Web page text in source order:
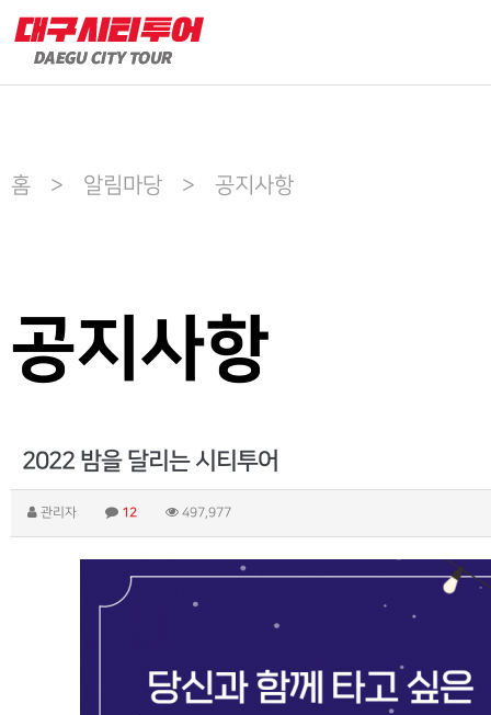
홈 > 알림마당 > 공지사항
공지사항
2022 밤을 달리는 시티투어
관리자 12 497,977